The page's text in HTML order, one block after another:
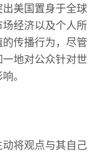
美国置身于全球
经济以及个人所
传播行为，尽管
地对公众针对世
。
将观点与其自己